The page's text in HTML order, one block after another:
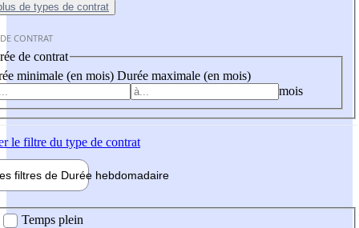
de types de contrat
CONTRAT
de contrat
minimale (en mois) Durée maximale (en mois)
mois
le filtre du type de contrat
filtres de Durée hebdomadaire
Temps plein